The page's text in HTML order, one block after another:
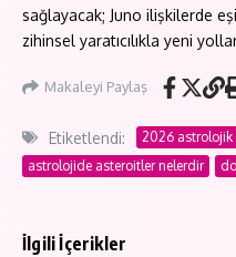
sağlayacak; Juno ilişkilerde
zihinsel yaratıcılıkla yeni
Makaleyi Paylaş
Etiketlendi:
2026 astrolojik
astrolojide asteroitler nelerdir
İlgili İçerikler